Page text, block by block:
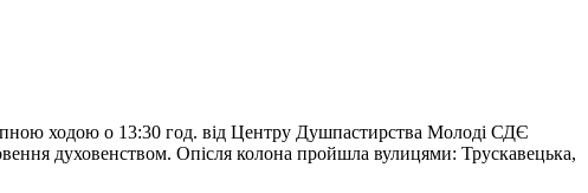
ходою о 13:30 год. від Центру Душпастирства Молоді СДЄ
духовенством. Опісля колона пройшла вулицями: Трускавецька,